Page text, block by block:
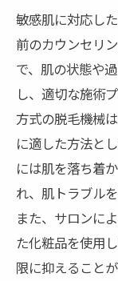
敏感肌に対応し
前のカウンセリ
で、肌の状態や
し、適切な施術
方式の脱毛機械
に適した方法と
には肌を落ち着
れ、肌トラブル
また、サロンに
た化粧品を使用
限に抑えること